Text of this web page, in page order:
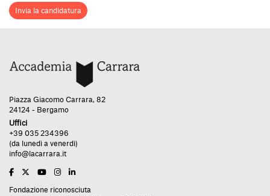
Invia la candidatura
Piazza Giacomo Carrara, 82
24124 - Bergamo
Uffici
+39 035 234396
(da lunedì a venerdì)
info@lacarrara.it
Fondazione riconosciuta